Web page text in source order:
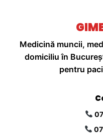
Medicină muncii,
domiciliu în
pentru